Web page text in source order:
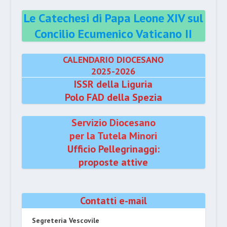
Le Catechesi di Papa Leone XIV sul
Concilio Ecumenico Vaticano II
CALENDARIO DIOCESANO
2025-2026
ISSR della Liguria
Polo FAD della Spezia
Servizio Diocesano
per la Tutela Minori
Ufficio Pellegrinaggi:
proposte attive
Contatti e-mail
Segreteria Vescovile